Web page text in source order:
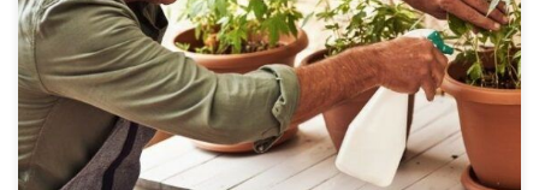
Jak powszechna jest w Niemczech domowa uprawa konopi po
jej legalizacji? Ilu konsumentów korzysta z możliwości, jakie daje
legalizacja, i zaspokaja swoje potrzeby poprzez uprawę we
własnym ogrodzie lub w […]